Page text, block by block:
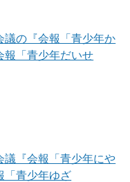
議の『会報「青少年か
報「青少年だいせ
議『会報「青少年にや
「青少年ゆざ